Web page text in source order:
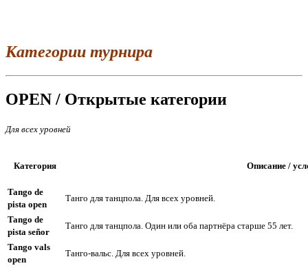
Категории турнира
OPEN / Открытые категории
Для всех уровней
Категория Описание /
Tango de
pista open
Танго для танцпола. Для всех уровней.
Tango de
pista señor
Танго для танцпола. Один или оба партнёра старше 55 лет.
Tango vals
open
Танго-вальс. Для всех уровней.